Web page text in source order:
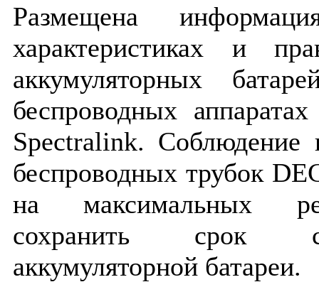
Размещена
характеристиках и
аккумуляторных
беспроводных
Spectralink. Соблюдение
беспроводных трубок
на максимальных
сохранить срок
аккумуляторной батареи.